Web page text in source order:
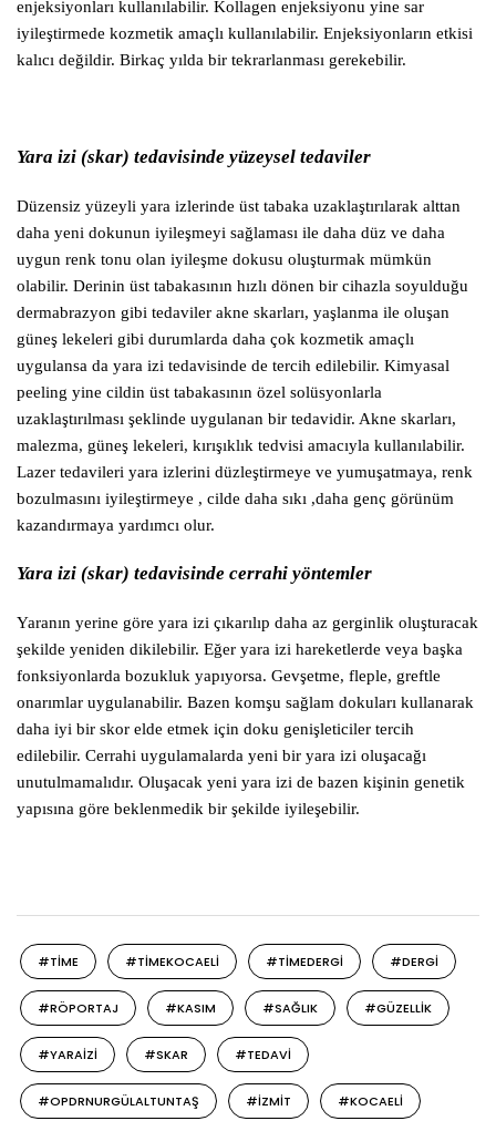
enjeksiyonları kullanılabilir. Kollagen enjeksiyonu yine sar
iyileştirmede kozmetik amaçlı kullanılabilir. Enjeksiyonların etkisi
kalıcı değildir. Birkaç yılda bir tekrarlanması gerekebilir.
Yara izi (skar) tedavisinde yüzeysel tedaviler
Düzensiz yüzeyli yara izlerinde üst tabaka uzaklaştırılarak alttan
daha yeni dokunun iyileşmeyi sağlaması ile daha düz ve daha
uygun renk tonu olan iyileşme dokusu oluşturmak mümkün
olabilir. Derinin üst tabakasının hızlı dönen bir cihazla soyulduğu
dermabrazyon gibi tedaviler akne skarları, yaşlanma ile oluşan
güneş lekeleri gibi durumlarda daha çok kozmetik amaçlı
uygulansa da yara izi tedavisinde de tercih edilebilir. Kimyasal
peeling yine cildin üst tabakasının özel solüsyonlarla
uzaklaştırılması şeklinde uygulanan bir tedavidir. Akne skarları,
malezma, güneş lekeleri, kırışıklık tedvisi amacıyla kullanılabilir.
Lazer tedavileri yara izlerini düzleştirmeye ve yumuşatmaya, renk
bozulmasını iyileştirmeye , cilde daha sıkı ,daha genç görünüm
kazandırmaya yardımcı olur.
Yara izi (skar) tedavisinde cerrahi yöntemler
Yaranın yerine göre yara izi çıkarılıp daha az gerginlik oluşturacak
şekilde yeniden dikilebilir. Eğer yara izi hareketlerde veya başka
fonksiyonlarda bozukluk yapıyorsa. Gevşetme, fleple, greftle
onarımlar uygulanabilir. Bazen komşu sağlam dokuları kullanarak
daha iyi bir skor elde etmek için doku genişleticiler tercih
edilebilir. Cerrahi uygulamalarda yeni bir yara izi oluşacağı
unutulmamalıdır. Oluşacak yeni yara izi de bazen kişinin genetik
yapısına göre beklenmedik bir şekilde iyileşebilir.
#TIME #TIMEKOCAELI #TIMEDERGI #DERGI
#RÖPORTAJ #KASIM #SAĞLIK #GÜZELLIK
#YARAIZI #SKAR #TEDAVI
#OPDRNURGÜLALTUNTAŞ #IZMIT #KOCAELI